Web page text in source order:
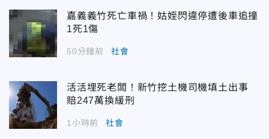
嘉義義竹死亡車禍！姑姪閃違停遭後車追撞
1死1傷
50分鐘前 社會
活活埋死老闆！新竹挖土機司機填土出事
賠247萬換緩刑
1小時前 社會